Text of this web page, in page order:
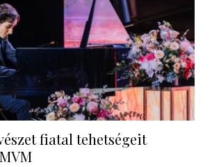
fiatal tehetségeit